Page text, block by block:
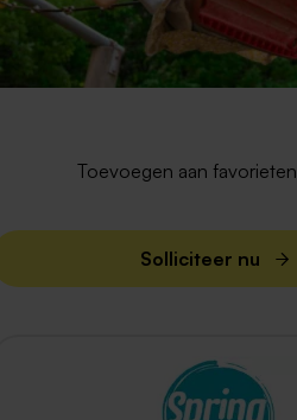
Toevoegen aan favorieten
Solliciteer nu